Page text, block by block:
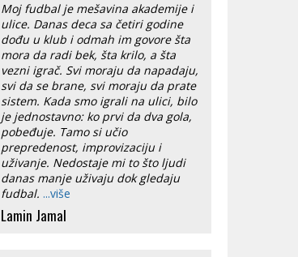
Moj fudbal je mešavina akademije i
ulice. Danas deca sa četiri godine
dođu u klub i odmah im govore šta
mora da radi bek, šta krilo, a šta
vezni igrač. Svi moraju da napadaju,
svi da se brane, svi moraju da prate
sistem. Kada smo igrali na ulici, bilo
je jednostavno: ko prvi da dva gola,
pobeđuje. Tamo si učio
prepredenost, improvizaciju i
uživanje. Nedostaje mi to što ljudi
danas manje uživaju dok gledaju
fudbal. ...više
Lamin Jamal